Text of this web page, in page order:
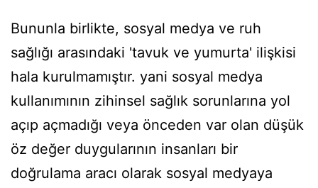
Bununla birlikte, sosyal medya ve ruh
sağlığı arasındaki 'tavuk ve yumurta' ilişkisi
hala kurulmamıştır. yani sosyal medya
kullanımının zihinsel sağlık sorunlarına yol
açıp açmadığı veya önceden var olan düşük
öz değer duygularının insanları bir
doğrulama aracı olarak sosyal medyaya